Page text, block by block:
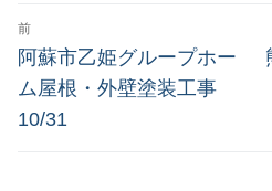
投
稿
ナ
ビ
前
前
の
投
阿蘇市乙姫グループホー
ム屋根・外壁塗装工事
10/31